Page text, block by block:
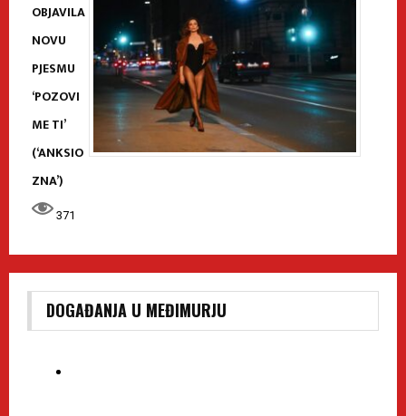
OBJAVILA
NOVU
PJESMU
‘POZOVI
ME TI’
(‘ANKSIO
ZNA’)
371
DOGAĐANJA U MEĐIMURJU